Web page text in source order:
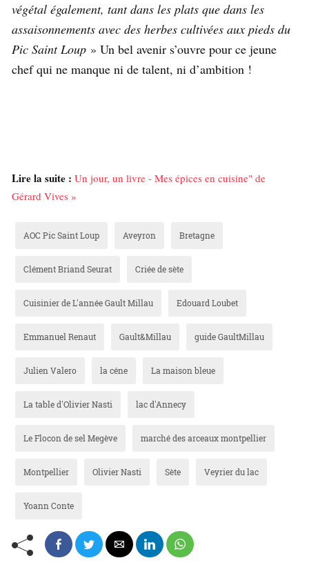
végétal également, tant dans les plats que dans les
assaisonnements avec des herbes cultivées aux pieds du
Pic Saint Loup » Un bel avenir s’ouvre pour ce jeune
chef qui ne manque ni de talent, ni d’ambition !
Lire la suite : Un jour, un livre - Mes épices en cuisine" de
Gérard Vives »
AOC Pic Saint Loup Aveyron Bretagne
Clément Briand Seurat Criée de sète
Cuisinier de L'année Gault Millau Edouard Loubet
Emmanuel Renaut Gault&Millau guide GaultMillau
Julien Valero la céne La maison bleue
La table d'Olivier Nasti lac d'Annecy
Le Flocon de sel Megève marché des arceaux montpellier
Montpellier Olivier Nasti Sète Veyrier du lac
Yoann Conte